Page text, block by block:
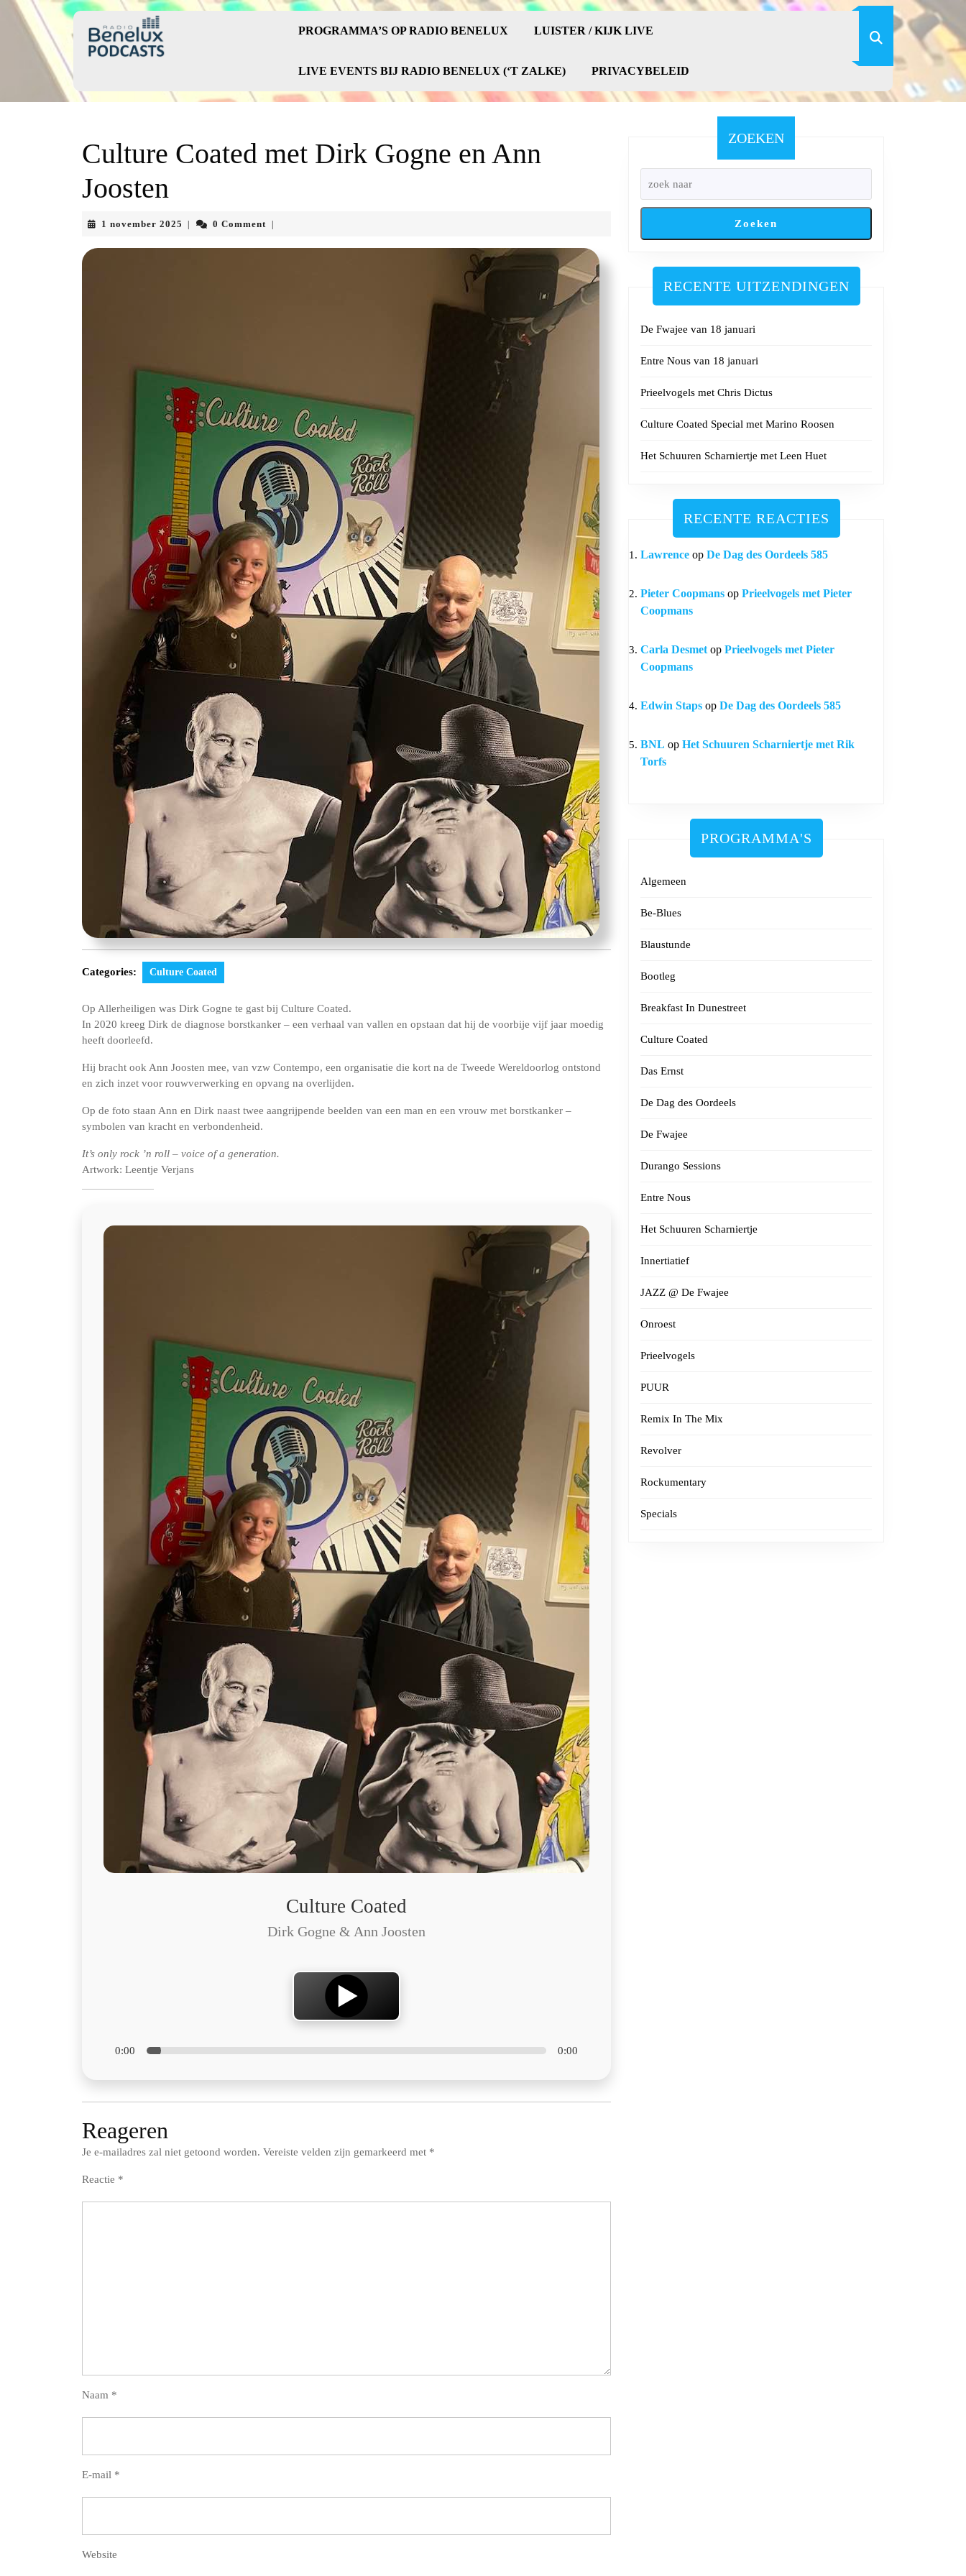
Skip
PROGRAMMA’S OP RADIO BENELUX LUISTER / KIJK LIVE
LIVE EVENTS BIJ RADIO BENELUX (‘T ZALKE) PRIVACYBELEID
Culture Coated met Dirk Gogne en Ann
Joosten
1 november 2025
2025
0 Comment
Categories: Culture Coated
Op Allerheiligen was Dirk Gogne te gast bij Culture Coated.
In 2020 kreeg Dirk de diagnose borstkanker – een verhaal van vallen en opstaan dat hij de voorbije vijf jaar moedig
heeft doorleefd.
Hij bracht ook Ann Joosten mee, van vzw Contempo, een organisatie die kort na de Tweede Wereldoorlog ontstond
en zich inzet voor rouwverwerking en opvang na overlijden.
Op de foto staan Ann en Dirk naast twee aangrijpende beelden van een man en een vrouw met borstkanker –
symbolen van kracht en verbondenheid.
It’s only rock ’n roll – voice of a generation.
Artwork: Leentje Verjans
Culture Coated
Dirk Gogne & Ann Joosten
0:00 0:00
Reageren
Je e-mailadres zal niet getoond worden. Vereiste velden zijn gemarkeerd met *
Reactie *
Naam *
E-mail *
Website
ZOEKEN
Zoeken
RECENTE UITZENDINGEN
De Fwajee van 18 januari
Entre Nous van 18 januari
Prieelvogels met Chris Dictus
Culture Coated Special met Marino Roosen
Het Schuuren Scharniertje met Leen Huet
RECENTE REACTIES
Lawrence op De Dag des Oordeels 585
Pieter Coopmans op Prieelvogels met Pieter
Coopmans
Carla Desmet op Prieelvogels met Pieter
Coopmans
Edwin Staps op De Dag des Oordeels 585
BNL op Het Schuuren Scharniertje met Rik
Torfs
PROGRAMMA'S
Algemeen
Be-Blues
Blaustunde
Bootleg
Breakfast In Dunestreet
Culture Coated
Das Ernst
De Dag des Oordeels
De Fwajee
Durango Sessions
Entre Nous
Het Schuuren Scharniertje
Innertiatief
JAZZ @ De Fwajee
Onroest
Prieelvogels
PUUR
Remix In The Mix
Revolver
Rockumentary
Specials